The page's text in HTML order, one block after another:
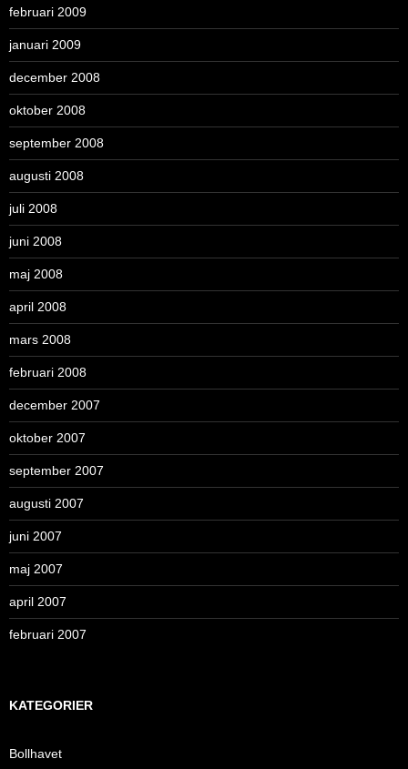
februari 2009
januari 2009
december 2008
oktober 2008
september 2008
augusti 2008
juli 2008
juni 2008
maj 2008
april 2008
mars 2008
februari 2008
december 2007
oktober 2007
september 2007
augusti 2007
juni 2007
maj 2007
april 2007
februari 2007
KATEGORIER
Bollhavet